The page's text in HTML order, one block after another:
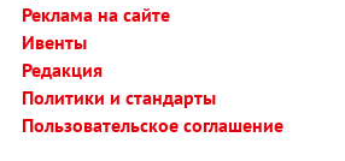
Реклама на сайте
Ивенты
Редакция
Политики и стандарты
Пользовательское соглашение